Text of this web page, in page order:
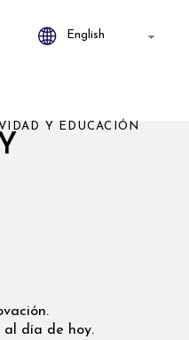
Y EDUCACIÓN
al día de hoy.